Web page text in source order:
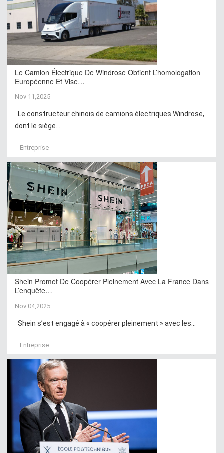
Le Camion Électrique De Windrose Obtient L’homologation
Européenne Et Vise…
Nov 11,2025
Le constructeur chinois de camions électriques Windrose,
dont le siège...
Entreprise
Shein Promet De Coopérer Pleinement Avec La France Dans
L’enquête…
Nov 04,2025
Shein s’est engagé à « coopérer pleinement » avec les...
Entreprise